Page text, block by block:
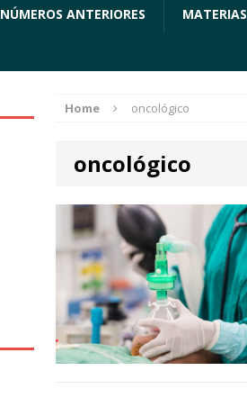
NÚMEROS ANTERIORES MATERIAS
Home oncológico
oncológico